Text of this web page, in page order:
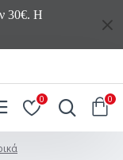
30€. Η
0 0